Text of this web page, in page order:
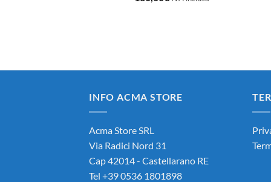
INFO ACMA STORE
Acma Store SRL
Via Radici Nord 31
Cap 42014 - Castellarano RE
Tel +39 0536 1801898